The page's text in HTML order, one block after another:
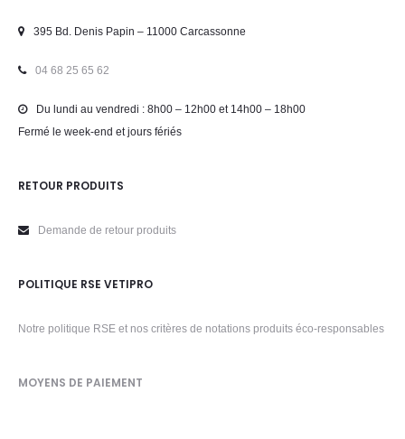
395 Bd. Denis Papin – 11000 Carcassonne
04 68 25 65 62
Du lundi au vendredi : 8h00 – 12h00 et 14h00 – 18h00
Fermé le week-end et jours fériés
RETOUR PRODUITS
Demande de retour produits
POLITIQUE RSE VETIPRO
Notre politique RSE et nos critères de notations produits éco-responsables
MOYENS DE PAIEMENT